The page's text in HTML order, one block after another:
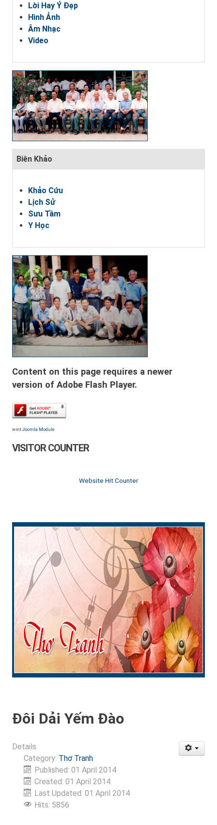
Lời Hay Ý Đẹp
Hình Ảnh
Âm Nhạc
Video
Biên Khảo
Khảo Cứu
Lịch Sử
Sưu Tầm
Y Học
Content on this page requires a newer
version of Adobe Flash Player.
wmt Joomla Module
VISITOR COUNTER
Website Hit Counter
Đôi Dải Yếm Đào
Details
Category: Thơ Tranh
Published: 01 April 2014
Created: 01 April 2014
Last Updated: 01 April 2014
Hits: 5856